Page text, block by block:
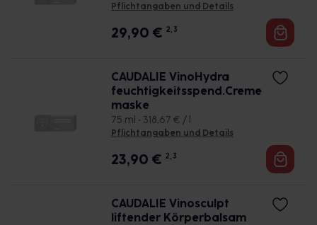
Pflichtangaben und Details
29,90 € 2, 3
CAUDALIE VinoHydra
feuchtigkeitsspend.Creme
maske
75 ml • 318,67 € / l
Pflichtangaben und Details
23,90 € 2, 3
CAUDALIE Vinosculpt
liftender Körperbalsam